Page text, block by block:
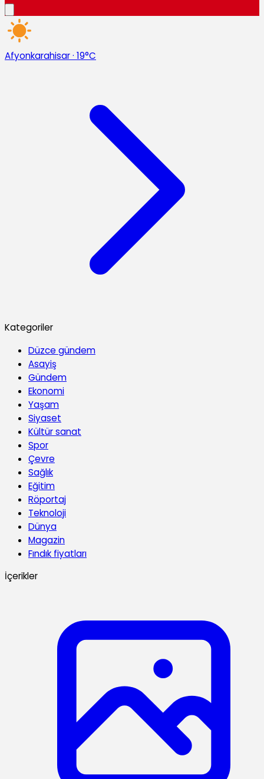
Afyonkarahisar· 19°C
Kategoriler
Düzce gündem
Asayiş
Gündem
Ekonomi
Yaşam
Siyaset
Kültür sanat
Spor
Çevre
Sağlık
Eğitim
Röportaj
Teknoloji
Dünya
Magazin
Fındık fiyatları
İçerikler